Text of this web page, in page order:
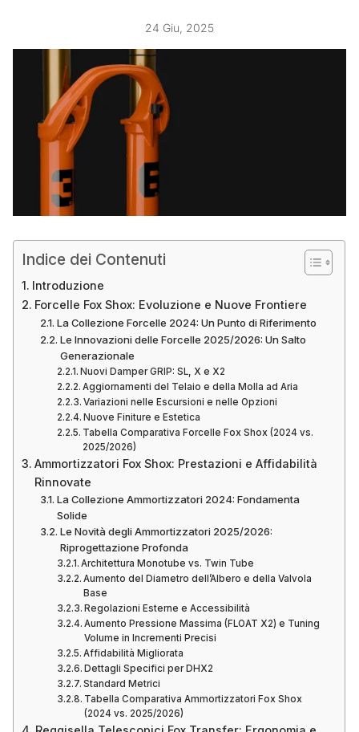
24 Giu, 2025
Indice dei Contenuti
Introduzione
Forcelle Fox Shox: Evoluzione e Nuove Frontiere
La Collezione Forcelle 2024: Un Punto di Riferimento
Le Innovazioni delle Forcelle 2025/2026: Un Salto
Generazionale
Nuovi Damper GRIP: SL, X e X2
Aggiornamenti del Telaio e della Molla ad Aria
Variazioni nelle Escursioni e nelle Opzioni
Nuove Finiture e Estetica
Tabella Comparativa Forcelle Fox Shox (2024 vs.
2025/2026)
Ammortizzatori Fox Shox: Prestazioni e Affidabilità
Rinnovate
La Collezione Ammortizzatori 2024: Fondamenta
Solide
Le Novità degli Ammortizzatori 2025/2026:
Riprogettazione Profonda
Architettura Monotube vs. Twin Tube
Aumento del Diametro dell’Albero e della Valvola
Base
Regolazioni Esterne e Accessibilità
Aumento Pressione Massima (FLOAT X2) e Tuning
Volume in Incrementi Precisi
Affidabilità Migliorata
Dettagli Specifici per DHX2
Standard Metrici
Tabella Comparativa Ammortizzatori Fox Shox
(2024 vs. 2025/2026)